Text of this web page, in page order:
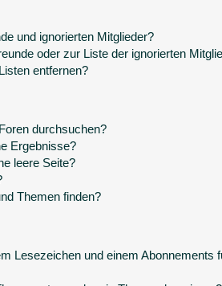
und ignorierten Mitglieder?
oder zur Liste der ignorierten
entfernen?
durchsuchen?
Ergebnisse?
leere Seite?
Themen finden?
Lesezeichen und einem Abonnements